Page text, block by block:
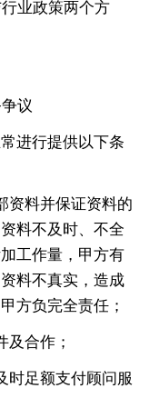
业政策两个方
议
进行提供以下条
资料并保证资料的
料不及时、不全
工作量，甲方有
料不真实，造成
方负完全责任；
及合作；
时足额支付顾问服